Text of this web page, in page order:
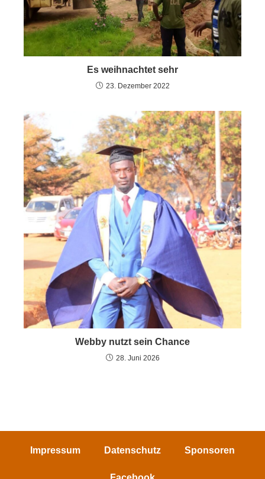
Es weihnachtet sehr
23. Dezember 2022
Webby nutzt sein Chance
28. Juni 2026
Impressum Datenschutz Sponsoren